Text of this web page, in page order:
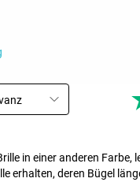
in einer anderen Farbe,
erhalten, deren Bügel